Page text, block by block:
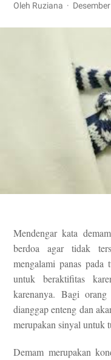
Oleh Ruziana
Mendengar kata
berdoa agar tidak
mengalami panas
untuk beraktifitas
karenanya. Bagi
dianggap enteng dan
merupakan sinyal untuk
Demam merupakan